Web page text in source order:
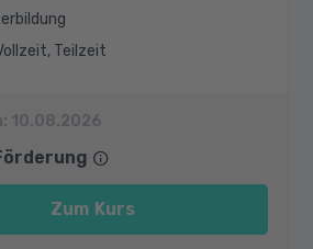
Teilzeit
10.08.2026
Zum Kurs